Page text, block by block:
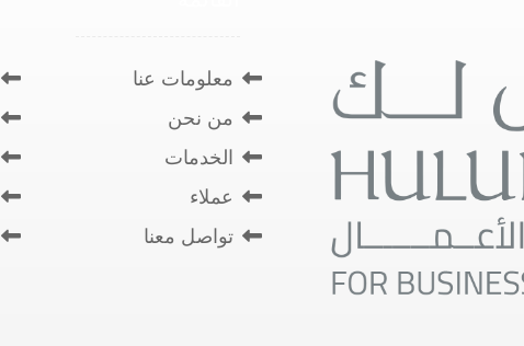
معلومات عنا
من نحن
الخدمات
عملاء
تواصل معنا